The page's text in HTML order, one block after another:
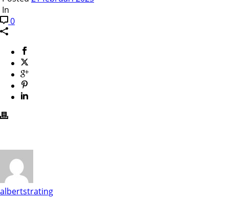
In
0
albertstrating